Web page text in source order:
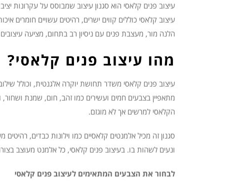
עיצוב פנים קלאסי הוא סגנון עיצוב שמבוסס על עקרונות
עיצוב קלאסי כוללים קווים ישרים, רהיטים עשויים חומרים
הלנה מור, מעצבת פנים עם ניסיון רב בתחום, מציעה
מהו עיצוב פנים קלאסי?
עיצוב פנים קלאסי משדר תחושת יוקרה אלגנטית, וכולל
מתאפיין בצבעים חמים ועשירים כמו זהב, חום, שמנת
הקלאסי למרשים אך לא מוגזם.
סגנון זה מכיל אלמנטים קלאסיים כמו וילונות כבדים,
ונעים לשהות בו. בעיצוב פנים קלאסי, כל אלמנט מעוצב
לבחור את הצבעים המתאימים לעיצוב פנים קלאסי